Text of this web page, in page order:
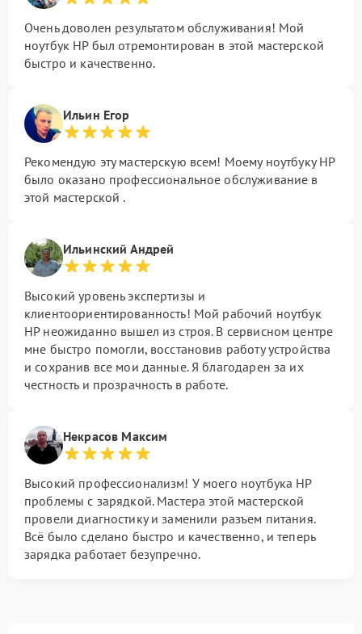
Очень доволен результатом обслуживания! Мой
ноутбук HP был отремонтирован в этой мастерской
быстро и качественно.
Ильин Егор
Рекомендую эту мастерскую всем! Моему ноутбуку HP
было оказано профессиональное обслуживание в
этой мастерской .
Ильинский Андрей
Высокий уровень экспертизы и
клиентоориентированность! Мой рабочий ноутбук
HP неожиданно вышел из строя. В сервисном центре
мне быстро помогли, восстановив работу устройства
и сохранив все мои данные. Я благодарен за их
честность и прозрачность в работе.
Некрасов Максим
Высокий профессионализм! У моего ноутбука HP
проблемы с зарядкой. Мастера этой мастерской
провели диагностику и заменили разъем питания.
Всё было сделано быстро и качественно, и теперь
зарядка работает безупречно.